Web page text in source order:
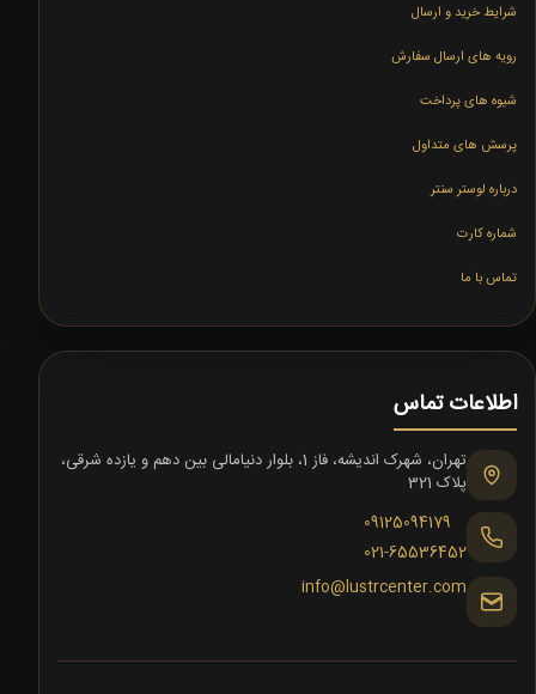
شرایط خرید و ارسال
رویه های ارسال سفارش
شیوه های پرداخت
پرسش های متداول
درباره لوستر سنتر
شماره کارت
تماس با ما
اطلاعات تماس
تهران، شهرک اندیشه، فاز 1، بلوار دنیامالی بین دهم و یازده شرقی،
پلاک 321
09125094179
021-65536452
info@lustrcenter.com